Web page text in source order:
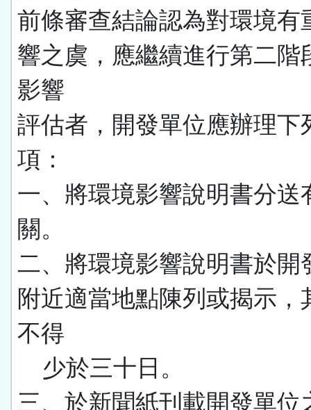
前條審查結論認為對環境有
響之虞，應繼續進行第二階
影響
評估者，開發單位應辦理下
項：
一、將環境影響說明書分送
關。
二、將環境影響說明書於開
附近適當地點陳列或揭示，
不得
少於三十日。
三、於新聞紙刊載開發單位